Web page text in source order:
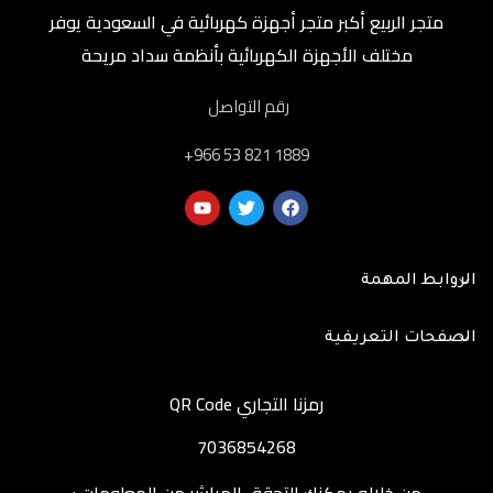
متجر الربيع أكبر متجر أجهزة كهربائية في السعودية يوفر
مختلف الأجهزة الكهربائية بأنظمة سداد مريحة
رقم التواصل
‎+966 53 821 1889
الروابط المهمة
الصفحات التعريفية
رمزنا التجاري QR Code
7036854268